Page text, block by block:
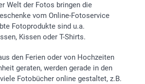
Welt der Fotos bringen die
vom Online-Fotoservice
Fotoprodukte sind u.a.
Kissen oder T-Shirts.
den Ferien oder von Hochzeiten
geraten, werden gerade in den
Fotobücher online gestaltet, z.B.